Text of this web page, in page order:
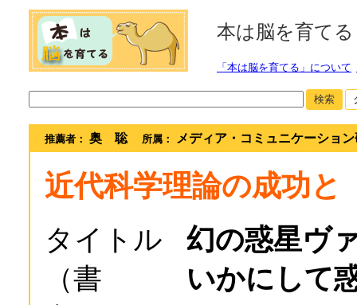
本は脳を育て
「本は脳を育てる」について
検索
推薦者： 奥 聡 所属： メディア・コミュニケーショ
近代科学理論の成功と
タイトル
（書
幻の惑星ヴ
いかにして